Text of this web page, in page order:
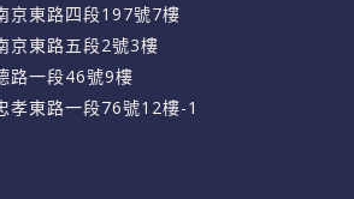
京東路四段197號7樓
京東路五段2號3樓
路一段46號9樓
孝東路一段76號12樓-1